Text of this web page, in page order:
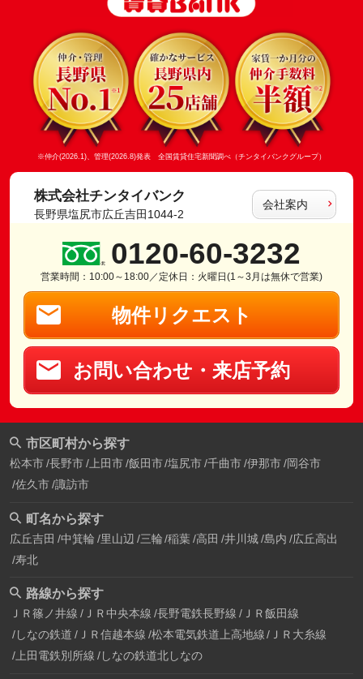
※仲介(2026.1)、管理(2026.8)発表 全国賃貸住宅新聞調べ（チンタイバンクグループ）
株式会社チンタイバンク
長野県塩尻市広丘吉田1044-2
会社案内
0120-60-3232
営業時間：10:00～18:00／定休日：火曜日(1～3月は無休で営業)
物件リクエスト
お問い合わせ・来店予約
市区町村から探す
松本市 長野市 上田市 飯田市 塩尻市 千曲市 伊那市 岡谷市
佐久市 諏訪市
町名から探す
広丘吉田 中箕輪 里山辺 三輪 稲葉 高田 井川城 島内 広丘高出
寿北
路線から探す
ＪＲ篠ノ井線 ＪＲ中央本線 長野電鉄長野線 ＪＲ飯田線
しなの鉄道 ＪＲ信越本線 松本電気鉄道上高地線
ＪＲ大糸線
上田電鉄別所線 しなの鉄道北しなの